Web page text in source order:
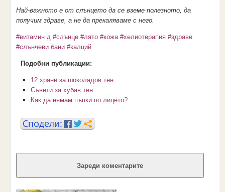
Най-важното е от слънцето да се вземе полезното, да
получим здраве, а не да прекаляваме с него.
#витамин д #слънце #лято #кожа #хелиотерапия #здраве
#слънчеви бани #калций
Подобни публикации:
12 храни за шоколадов тен
Съвети за хубав тен
Как да нямам пъпки по лицето?
Зареди коментарите